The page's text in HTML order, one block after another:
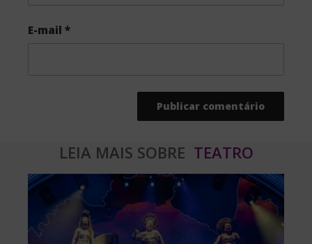
E-mail *
LEIA MAIS SOBRE TEATRO